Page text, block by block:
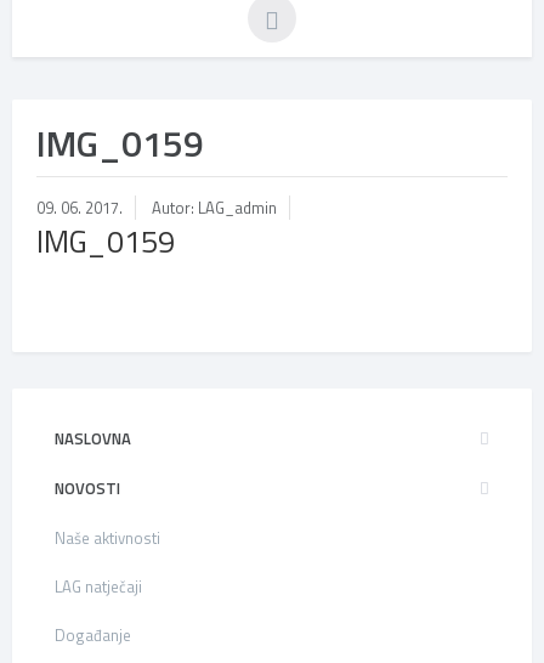
IMG_0159
09. 06. 2017. Autor: LAG_admin
IMG_0159
NASLOVNA
NOVOSTI
Naše aktivnosti
LAG natječaji
Događanje